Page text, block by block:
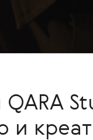
QARA
и